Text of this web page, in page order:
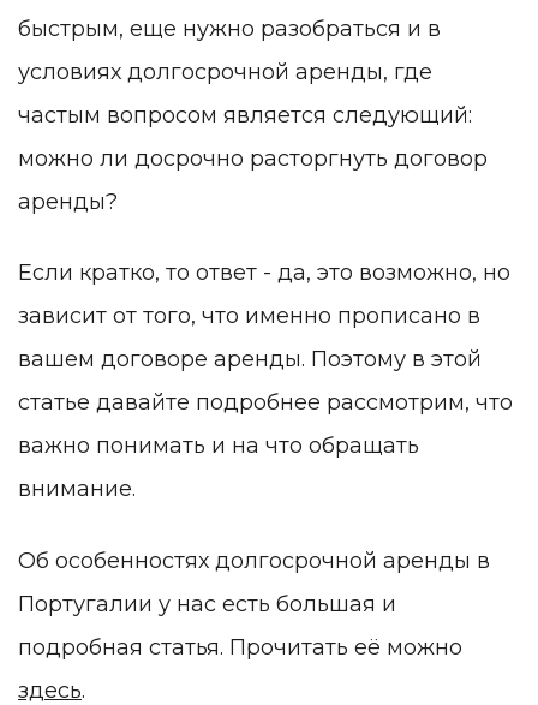
быстрым, еще нужно разобраться и в
условиях долгосрочной аренды, где
частым вопросом является следующий:
можно ли досрочно расторгнуть договор
аренды?
Если кратко, то ответ - да, это возможно, но
зависит от того, что именно прописано в
вашем договоре аренды. Поэтому в этой
статье давайте подробнее рассмотрим, что
важно понимать и на что обращать
внимание.
Об особенностях долгосрочной аренды в
Португалии у нас есть большая и
подробная статья. Прочитать её можно
здесь.